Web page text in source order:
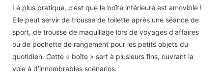
Le plus pratique, c'est que la boîte intérieure est amovible !
Elle peut servir de trousse de toilette après une séance de
sport, de trousse de maquillage lors de voyages d'affaires
ou de pochette de rangement pour les petits objets du
quotidien. Cette « boîte » sert à plusieurs fins, ouvrant la
voie à d’innombrables scénarios.